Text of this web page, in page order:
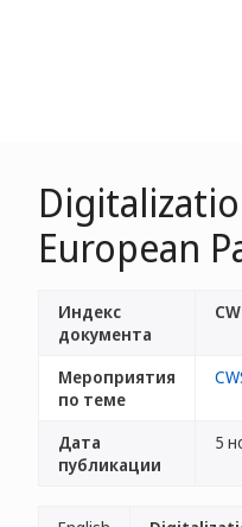
European
Индекс
документа
Мероприятия
по теме
Дата
публикации
5